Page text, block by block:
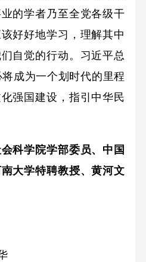
的学者乃至全党各级干
好好地学习，理解其中
自觉的行动。习近平总
将成为一个划时代的里程
强国建设，指引中华民
学院学部委员、中国
大学特聘教授、黄河文